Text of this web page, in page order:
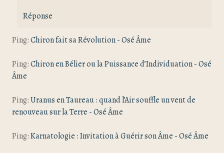
Réponse
Ping:Chiron fait sa Révolution - Osé Âme
Ping:Chiron en Bélier ou la Puissance d’Individuation - Osé
Âme
Ping:Uranus en Taureau : quand l’Air souffle un vent de
renouveau sur la Terre - Osé Âme
Ping:Karnatologie : Invitation à Guérir son Âme - Osé Âme